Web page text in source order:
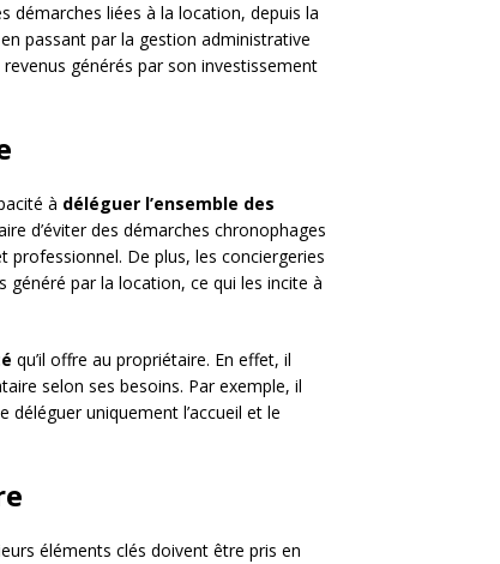
démarches liées à la location, depuis la
passant par la gestion administrative
générés par son investissement
à déléguer l’ensemble des
d’éviter des démarches chronophages
professionnel. De plus, les conciergeries
par la location, ce qui les incite à
qu’il offre au propriétaire. En effet, il
selon ses besoins. Par exemple, il
uniquement l’accueil et le
éléments clés doivent être pris en